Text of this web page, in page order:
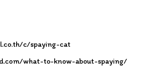
c/spaying-cat
what-to-know-about-spaying/